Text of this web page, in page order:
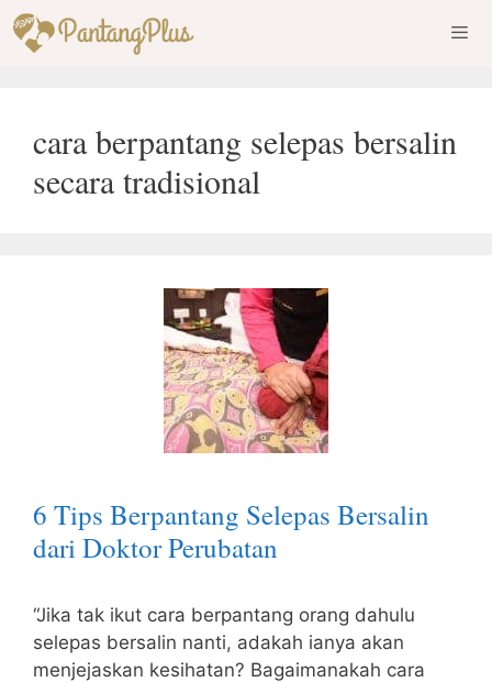
Skip
to
cara berpantang selepas bersalin
secara tradisional
6 Tips Berpantang Selepas Bersalin
dari Doktor Perubatan
“Jika tak ikut cara berpantang orang dahulu
selepas bersalin nanti, adakah ianya akan
menjejaskan kesihatan? Bagaimanakah cara